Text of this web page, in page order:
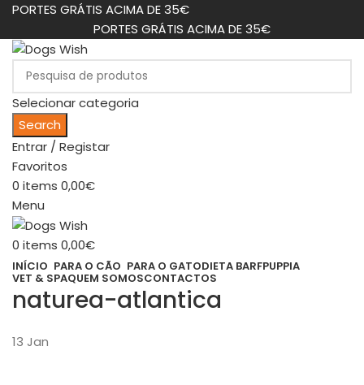
PORTES GRÁTIS ACIMA DE 35€
PORTES GRÁTIS ACIMA DE 35€
Selecionar categoria
Search
Entrar / Registar
Favoritos
0 items 0,00€
Menu
0 items 0,00€
INÍCIO PARA O CÃO PARA O GATODIETA BARFPUPPIA
VET & SPAQUEM SOMOSCONTACTOS
naturea-atlantica
13 Jan